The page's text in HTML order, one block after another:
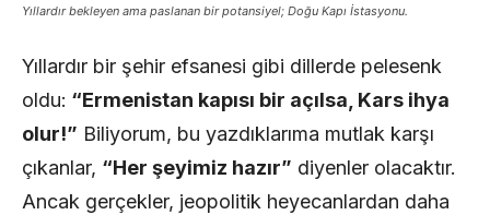
Yıllardır bekleyen ama paslanan bir potansiyel; Doğu Kapı İstasyonu.
Yıllardır bir şehir efsanesi gibi dillerde pelesenk
oldu: “Ermenistan kapısı bir açılsa, Kars ihya
olur!” Biliyorum, bu yazdıklarıma mutlak karşı
çıkanlar, “Her şeyimiz hazır” diyenler olacaktır.
Ancak gerçekler, jeopolitik heyecanlardan daha